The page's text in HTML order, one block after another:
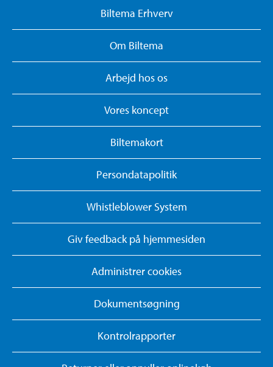
Biltema Erhverv
Om Biltema
Arbejd hos os
Vores koncept
Biltemakort
Persondatapolitik
Whistleblower System
Giv feedback på hjemmesiden
Administrer cookies
Dokumentsøgning
Kontrolrapporter